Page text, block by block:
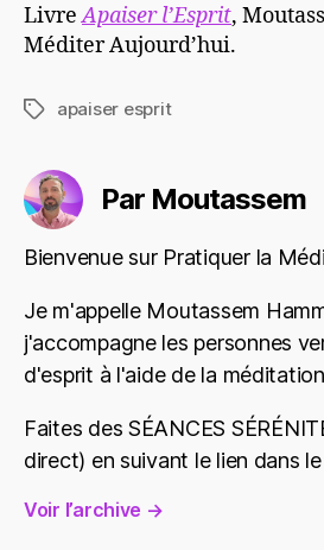
LivreApaiser l’Esprit,
Méditer Aujourd’hui.
Étiquettes
apaiser esprit
Par Moutassem
Bienvenue sur Pratiquer la
Je m'appelle Moutassem
j'accompagne les personnes
d'esprit à l'aide de la
Faites des SÉANCES
direct) en suivant le lien dans le
Voir l’archive →